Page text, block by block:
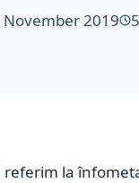
November 2019 5
referim la